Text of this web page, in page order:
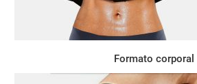
Formato corporal